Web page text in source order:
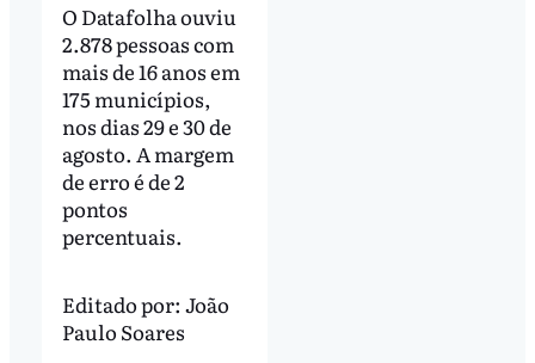
O Datafolha ouviu
2.878 pessoas com
mais de 16 anos em
175 municípios,
nos dias 29 e 30 de
agosto. A margem
de erro é de 2
pontos
percentuais.
Editado por: João
Paulo Soares